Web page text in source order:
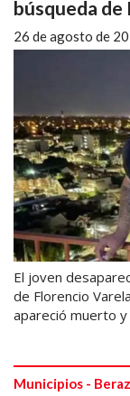
búsqueda de
26 de agosto de
El joven
de Florencio
apareció muerto y
Municipios -